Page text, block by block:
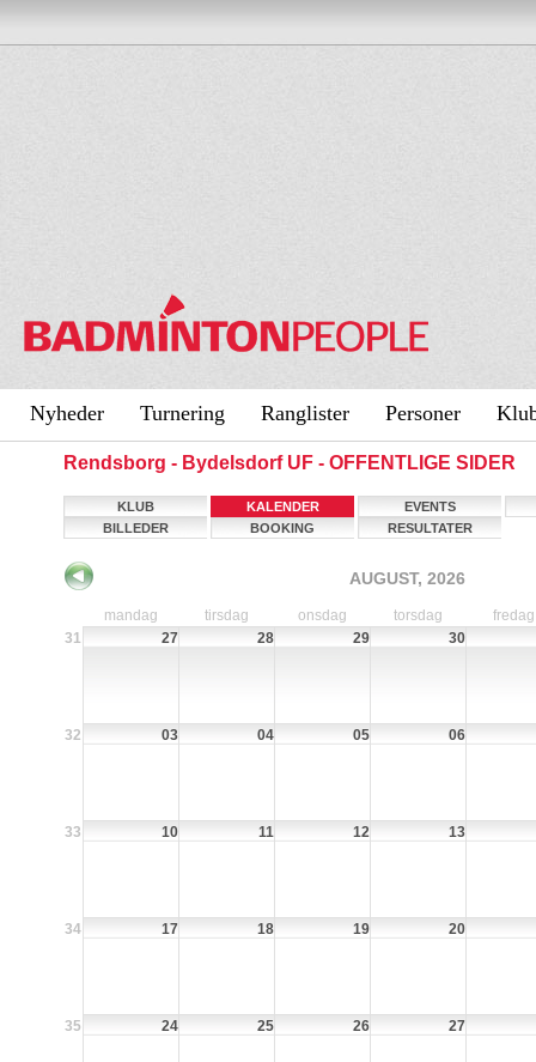
Nyheder Turnering Ranglister Personer
Rendsborg - Bydelsdorf UF - OFFENTLIGE SIDER
KLUB KALENDER
EVENTS
BILLEDER
BOOKING RESULTATER
AUGUST, 2026
mandag tirsdag onsdag torsdag
fredag
31
27 28 29 30
32 03 04 05 06
33 10 11 12 13
34 17 18 19 20
35 24 25 26 27